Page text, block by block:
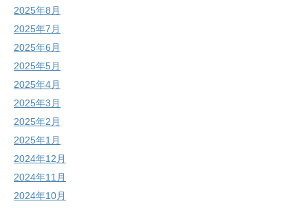
2025年8月
2025年7月
2025年6月
2025年5月
2025年4月
2025年3月
2025年2月
2025年1月
2024年12月
2024年11月
2024年10月